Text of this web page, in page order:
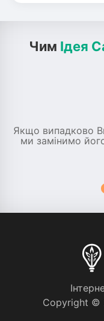
Чим Ідея
Якщо випадково
ми замінимо
Copyright ©